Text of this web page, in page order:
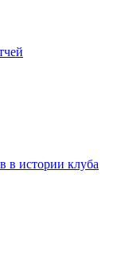
в истории клуба